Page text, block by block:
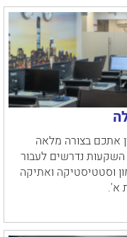
אתכם בצורה מלאה
נדרשים לעבור
וסטטיסטיקה ואתיקה
א'.